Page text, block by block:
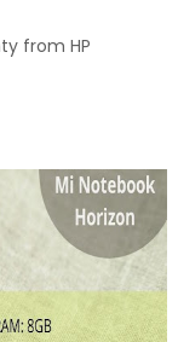
from HP